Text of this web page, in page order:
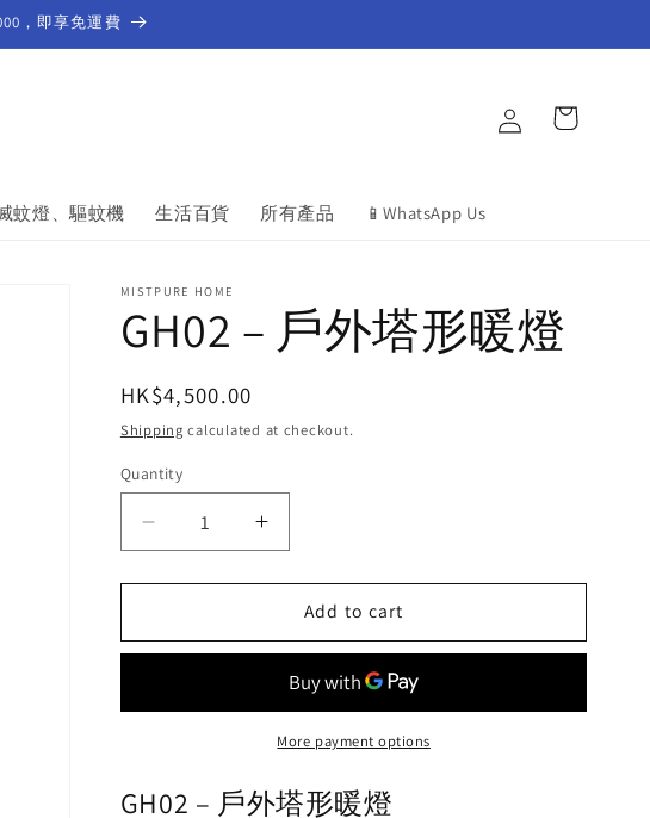
，即享免運費
蚊燈、驅蚊機 生活百貨 所有產品 📱WhatsApp Us
in
Cart
MISTPURE HOME
GH02 – 戶外塔形暖燈
Regular
price
HK$4,500.00
Shipping calculated at checkout.
Quantity
Decrease
quantity
for
–
暖
Increase
quantity
for
GH02
–
暖
Add to cart
More payment options
GH02 – 戶外塔形暖燈